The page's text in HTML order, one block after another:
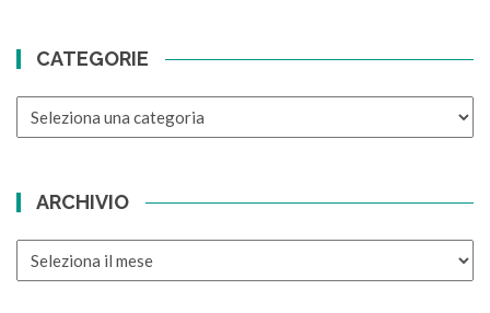
CATEGORIE
CATEGORIE
ARCHIVIO
ARCHIVIO